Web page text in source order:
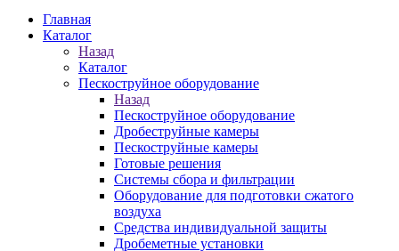
Главная
Каталог
Назад
Каталог
Пескоструйное оборудование
Назад
Пескоструйное оборудование
Дробеструйные камеры
Пескоструйные камеры
Готовые решения
Системы сбора и фильтрации
Оборудование для подготовки сжатого
воздуха
Средства индивидуальной защиты
Дробеметные установки